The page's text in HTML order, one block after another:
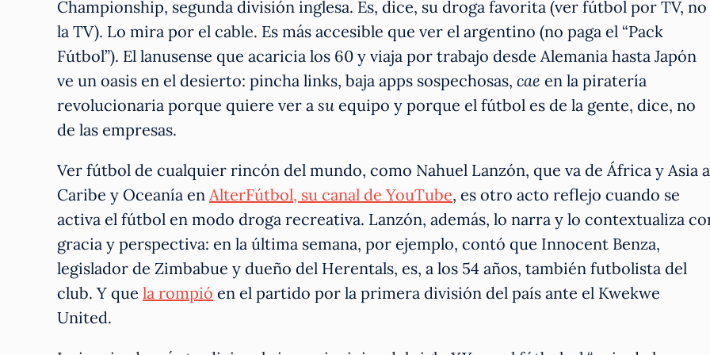
Championship, segunda división inglesa. Es, dice, su droga favorita (ver fútbol por TV, no
la TV). Lo mira por el cable. Es más accesible que ver el argentino (no paga el “Pack
Fútbol”). El lanusense que acaricia los 60 y viaja por trabajo desde Alemania hasta Japón
ve un oasis en el desierto: pincha links, baja apps sospechosas, cae en la piratería
revolucionaria porque quiere ver a su equipo y porque el fútbol es de la gente, dice, no
de las empresas.
Ver fútbol de cualquier rincón del mundo, como Nahuel Lanzón, que va de África y Asia
Caribe y Oceanía en AlterFútbol, su canal de YouTube, es otro acto reflejo cuando se
activa el fútbol en modo droga recreativa. Lanzón, además, lo narra y lo contextualiza
gracia y perspectiva: en la última semana, por ejemplo, contó que Innocent Benza,
legislador de Zimbabue y dueño del Herentals, es, a los 54 años, también futbolista del
club. Y que la rompió en el partido por la primera división del país ante el Kwekwe
United.